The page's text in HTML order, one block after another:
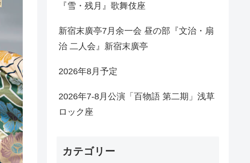
『雪・残月』歌舞伎座
新宿末廣亭7月余一会 昼の部『文治・扇
治 二人会』新宿末廣亭
2026年8月予定
2026年7-8月公演「百物語 第二期」浅草
ロック座
カテゴリー